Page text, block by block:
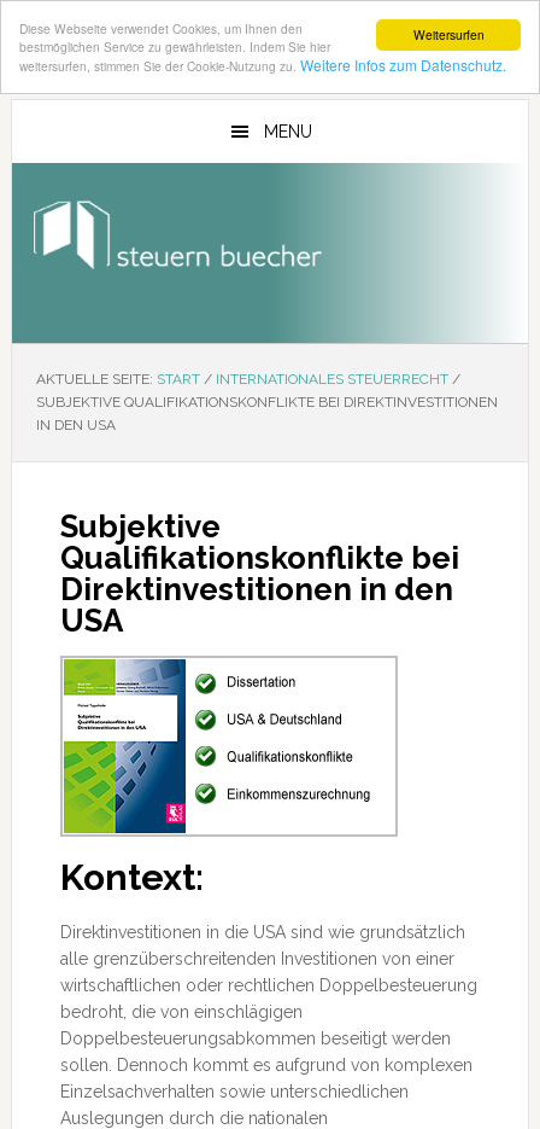
Weitersurfen
Diese Webseite verwendet Cookies, um Ihnen den
bestmöglichen Service zu gewährleisten. Indem Sie hier
weitersurfen, stimmen Sie der Cookie-Nutzung zu. Weitere Infos zum Datenschutz.
Zum
Zur
MENU
AKTUELLE SEITE: START / INTERNATIONALES STEUERRECHT /
SUBJEKTIVE QUALIFIKATIONSKONFLIKTE BEI DIREKTINVESTITIONEN
IN DEN USA
Subjektive
Qualifikationskonflikte bei
Direktinvestitionen in den
USA
Kontext:
Direktinvestitionen in die USA sind wie grundsätzlich
alle grenzüberschreitenden Investitionen von einer
wirtschaftlichen oder rechtlichen Doppelbesteuerung
bedroht, die von einschlägigen
Doppelbesteuerungsabkommen beseitigt werden
sollen. Dennoch kommt es aufgrund von komplexen
Einzelsachverhalten sowie unterschiedlichen
Auslegungen durch die nationalen